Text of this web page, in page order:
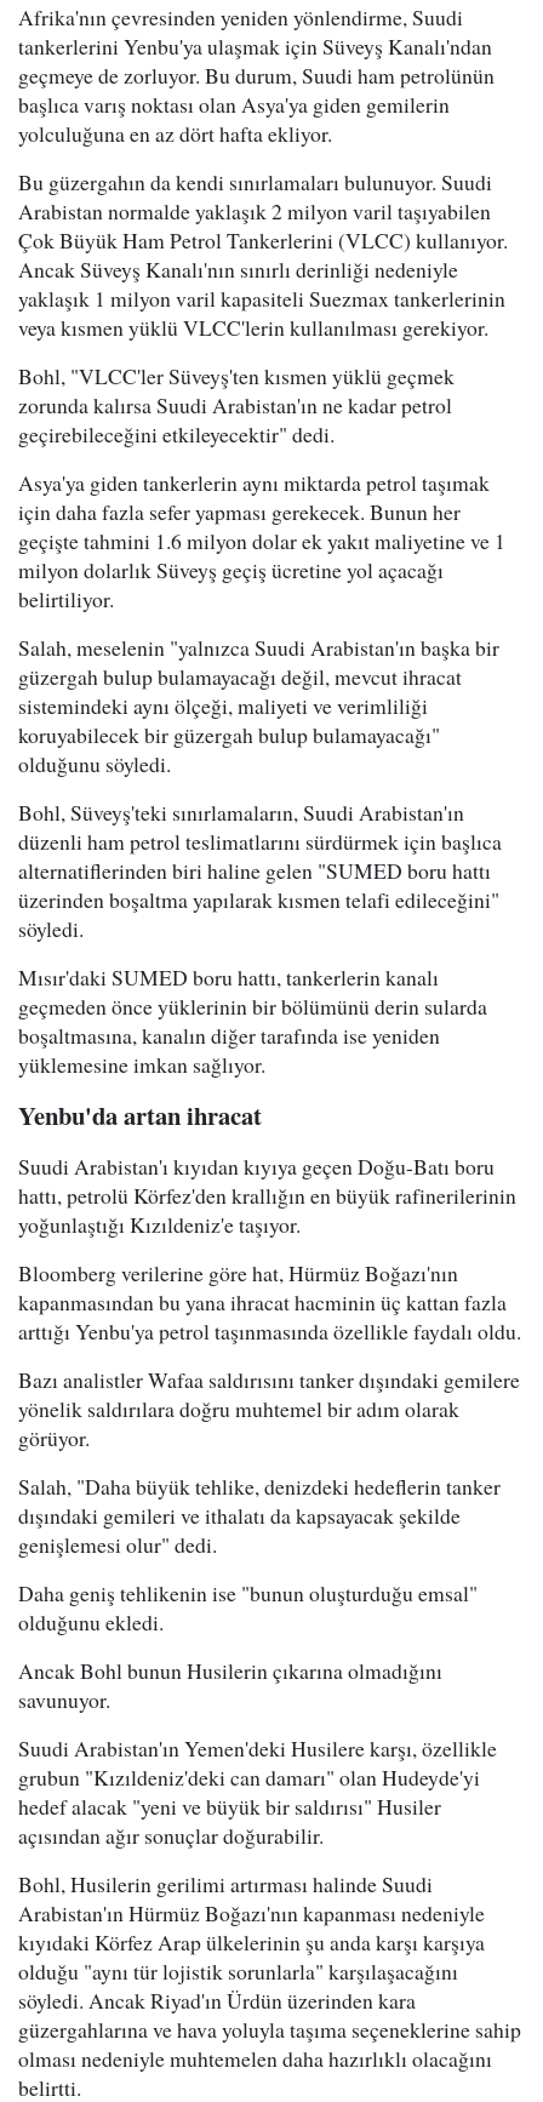
Afrika'nın çevresinden yeniden yönlendirme, Suudi
tankerlerini Yenbu'ya ulaşmak için Süveyş Kanalı'ndan
geçmeye de zorluyor. Bu durum, Suudi ham petrolünün
başlıca varış noktası olan Asya'ya giden gemilerin
yolculuğuna en az dört hafta ekliyor.
Bu güzergahın da kendi sınırlamaları bulunuyor. Suudi
Arabistan normalde yaklaşık 2 milyon varil taşıyabilen
Çok Büyük Ham Petrol Tankerlerini (VLCC) kullanıyor.
Ancak Süveyş Kanalı'nın sınırlı derinliği nedeniyle
yaklaşık 1 milyon varil kapasiteli Suezmax tankerlerinin
veya kısmen yüklü VLCC'lerin kullanılması gerekiyor.
Bohl, "VLCC'ler Süveyş'ten kısmen yüklü geçmek
zorunda kalırsa Suudi Arabistan'ın ne kadar petrol
geçirebileceğini etkileyecektir" dedi.
Asya'ya giden tankerlerin aynı miktarda petrol taşımak
için daha fazla sefer yapması gerekecek. Bunun her
geçişte tahmini 1.6 milyon dolar ek yakıt maliyetine ve 1
milyon dolarlık Süveyş geçiş ücretine yol açacağı
belirtiliyor.
Salah, meselenin "yalnızca Suudi Arabistan'ın başka bir
güzergah bulup bulamayacağı değil, mevcut ihracat
sistemindeki aynı ölçeği, maliyeti ve verimliliği
koruyabilecek bir güzergah bulup bulamayacağı"
olduğunu söyledi.
Bohl, Süveyş'teki sınırlamaların, Suudi Arabistan'ın
düzenli ham petrol teslimatlarını sürdürmek için başlıca
alternatiflerinden biri haline gelen "SUMED boru hattı
üzerinden boşaltma yapılarak kısmen telafi edileceğini"
söyledi.
Mısır'daki SUMED boru hattı, tankerlerin kanalı
geçmeden önce yüklerinin bir bölümünü derin sularda
boşaltmasına, kanalın diğer tarafında ise yeniden
yüklemesine imkan sağlıyor.
Yenbu'da artan ihracat
Suudi Arabistan'ı kıyıdan kıyıya geçen Doğu-Batı boru
hattı, petrolü Körfez'den krallığın en büyük rafinerilerinin
yoğunlaştığı Kızıldeniz'e taşıyor.
Bloomberg verilerine göre hat, Hürmüz Boğazı'nın
kapanmasından bu yana ihracat hacminin üç kattan fazla
arttığı Yenbu'ya petrol taşınmasında özellikle faydalı oldu.
Bazı analistler Wafaa saldırısını tanker dışındaki gemilere
yönelik saldırılara doğru muhtemel bir adım olarak
görüyor.
Salah, "Daha büyük tehlike, denizdeki hedeflerin tanker
dışındaki gemileri ve ithalatı da kapsayacak şekilde
genişlemesi olur" dedi.
Daha geniş tehlikenin ise "bunun oluşturduğu emsal"
olduğunu ekledi.
Ancak Bohl bunun Husilerin çıkarına olmadığını
savunuyor.
Suudi Arabistan'ın Yemen'deki Husilere karşı, özellikle
grubun "Kızıldeniz'deki can damarı" olan Hudeyde'yi
hedef alacak "yeni ve büyük bir saldırısı" Husiler
açısından ağır sonuçlar doğurabilir.
Bohl, Husilerin gerilimi artırması halinde Suudi
Arabistan'ın Hürmüz Boğazı'nın kapanması nedeniyle
kıyıdaki Körfez Arap ülkelerinin şu anda karşı karşıya
olduğu "aynı tür lojistik sorunlarla" karşılaşacağını
söyledi. Ancak Riyad'ın Ürdün üzerinden kara
güzergahlarına ve hava yoluyla taşıma seçeneklerine sahip
olması nedeniyle muhtemelen daha hazırlıklı olacağını
belirtti.